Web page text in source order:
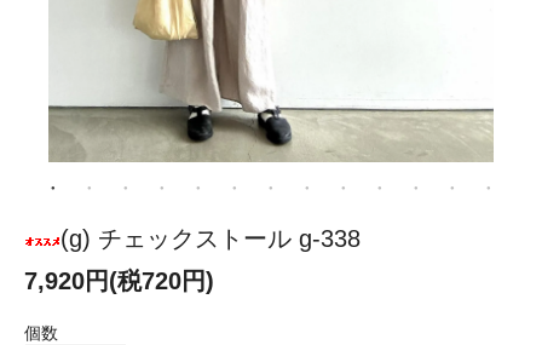
(g) チェックストール g-338
7,920円(税720円)
個数